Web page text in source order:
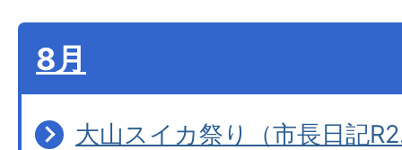
8月
大山スイカ祭り（市長日記